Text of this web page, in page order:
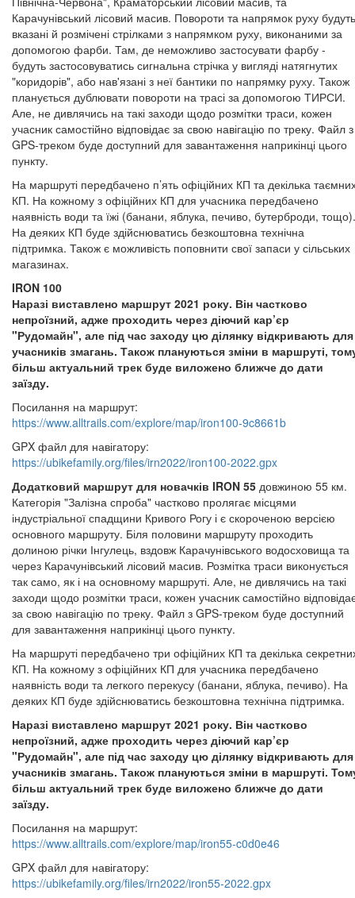
Карачунівський лісовий масив. Повороти та напрямок руху будуть
вказані й розмічені стрілками з напрямком руху, виконаними за
допомогою фарби. Там, де неможливо застосувати фарбу -
будуть застосовуватись сигнальна стрічка у вигляді натягнутих
"коридорів", або нав'язані з неї бантики по напрямку руху. Також
планується дублювати повороти на трасі за допомогою ТИРСИ.
Але, не дивлячись на такі заходи щодо розмітки траси, кожен
учасник самостійно відповідає за свою навігацію по треку. Файл з
GPS-треком буде доступний для завантаження наприкінці цього
пункту.
На маршруті передбачено п’ять офіційних КП та декілька
КП. На кожному з офіційних КП для учасника передбачено
наявність води та їжі (банани, яблука, печиво, бутерброди, тощо).
На деяких КП буде здійснюватись безкоштовна технічна
підтримка. Також є можливість поповнити свої запаси у сільських
магазинах.
IRON 100
Наразі виставлено маршрут 2021 року. Він частково
непроїзний, адже проходить через діючий кар’єр
"Рудомайн", але під час заходу цю ділянку відкривають для
учасників змагань. Також плануються зміни в маршруті,
більш актуальний трек буде виложено ближче до дати
заїзду.
Посилання на маршрут:
https://www.alltrails.com/explore/map/iron100-9c8661b
GPX файл для навігатору:
https://ubikefamily.org/files/irn2022/iron100-2022.gpx
Додатковий маршрут для новачків IRON 55 довжиною 55 км.
Категорія "Залізна спроба" частково пролягає місцями
індустріальної спадщини Кривого Рогу і є скороченою версією
основного маршруту. Біля половини маршруту проходить
долиною річки Інгулець, вздовж Карачунівського водосховища та
через Карачунівський лісовий масив. Розмітка траси виконується
так само, як і на основному маршруті. Але, не дивлячись на такі
заходи щодо розмітки траси, кожен учасник самостійно
за свою навігацію по треку. Файл з GPS-треком буде доступний
для завантаження наприкінці цього пункту.
На маршруті передбачено три офіційних КП та декілька
КП. На кожному з офіційних КП для учасника передбачено
наявність води та легкого перекусу (банани, яблука, печиво). На
деяких КП буде здійснюватись безкоштовна технічна підтримка.
Наразі виставлено маршрут 2021 року. Він частково
непроїзний, адже проходить через діючий кар’єр
"Рудомайн", але під час заходу цю ділянку відкривають для
учасників змагань. Також плануються зміни в маршруті.
більш актуальний трек буде виложено ближче до дати
заїзду.
Посилання на маршрут:
https://www.alltrails.com/explore/map/iron55-c0d0e46
GPX файл для навігатору:
https://ubikefamily.org/files/irn2022/iron55-2022.gpx